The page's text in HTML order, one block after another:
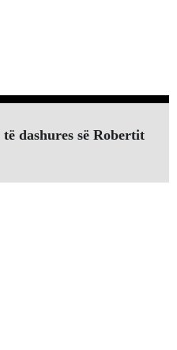
dashures së Robertit